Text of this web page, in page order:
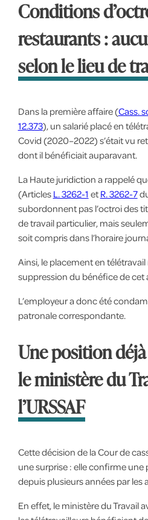
Conditions
restaurants :
selon le lieu de
Dans la première affaire (Cass.
12.373), un salarié placé en
Covid (2020–2022) s’était vu
dont il bénéficiait auparavant.
La Haute juridiction a rappelé
(Articles L. 3262-1 et R. 3262-7
subordonnent pas l’octroi des
de travail particulier, mais
soit compris dans l’horaire
Ainsi, le placement en
suppression du bénéfice de cet
L’employeur a donc été
patronale correspondante.
Une position
le ministère du
l’URSSAF
Cette décision de la Cour de
une surprise : elle confirme une
depuis plusieurs années par
En effet, le ministère du Travail